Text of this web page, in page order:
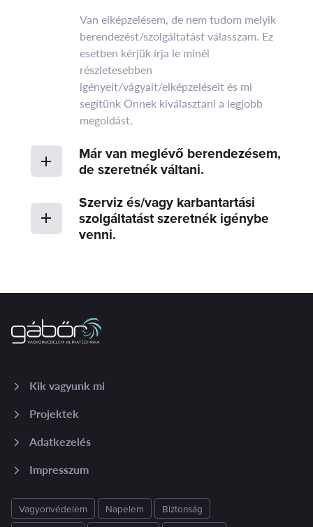
Van elképzelésem, de nem tudom melyik
berendezést/szolgáltatást válasszam. Ez
esetben kérjük írja le minél
részletesebben
igényeit/vágyait/elképzeléseit és mi
segítünk Önnek kiválasztani a legjobb
megoldást.
Már van meglévő berendezésem,
de szeretnék váltani.
Szerviz és/vagy karbantartási
szolgáltatást szeretnék igénybe
venni.
Kik vagyunk mi
Projektek
Adatkezelés
Impresszum
Vagyonvédelem Napelem
Biztonság